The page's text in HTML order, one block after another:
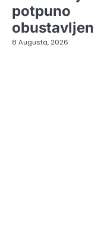
potpuno
obustavljen
8 Augusta, 2026